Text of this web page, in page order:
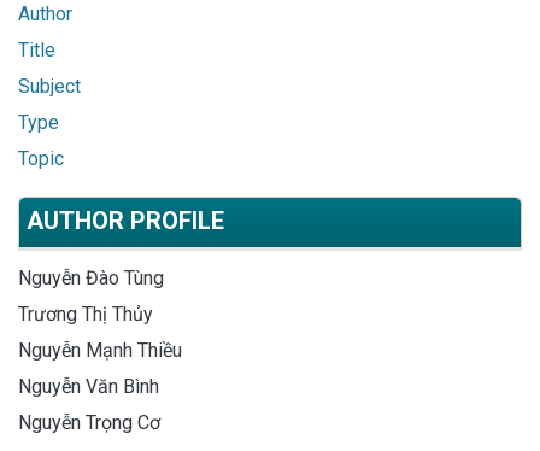
Author
Title
Subject
Type
Topic
AUTHOR PROFILE
Nguyễn Đào Tùng
Trương Thị Thủy
Nguyễn Mạnh Thiều
Nguyễn Văn Bình
Nguyễn Trọng Cơ